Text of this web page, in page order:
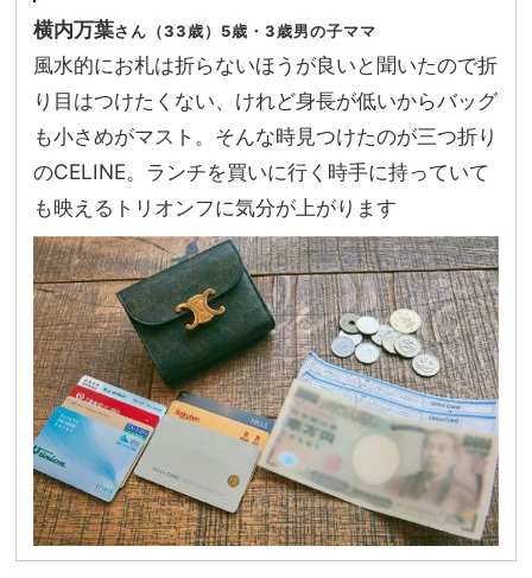
横内万葉さん（33歳）5歳・3歳男の子ママ
風水的にお札は折らないほうが良いと聞いたので折
り目はつけたくない、けれど身長が低いからバッグ
も小さめがマスト。そんな時見つけたのが三つ折り
のCELINE。ランチを買いに行く時手に持っていて
も映えるトリオンフに気分が上がります